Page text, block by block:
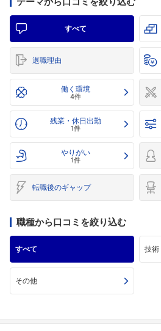
すべて
退職理由
働く環境
4件
残業・休日出勤
1件
やりがい
1件
転職後のギャップ
職種から口コミを絞り込む
すべて 技術
その他